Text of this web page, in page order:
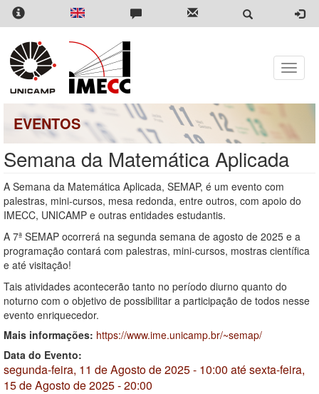
Pular
para
conteúdo
principal
Toggle
EVENTOS
Semana da Matemática Aplicada
A Semana da Matemática Aplicada, SEMAP, é um evento com
palestras, mini-cursos, mesa redonda, entre outros, com apoio do
IMECC, UNICAMP e outras entidades estudantis.
A 7ª SEMAP ocorrerá na segunda semana de agosto de 2025 e a
programação contará com palestras, mini-cursos, mostras científica
e até visitação!
Tais atividades acontecerão tanto no período diurno quanto do
noturno com o objetivo de possibilitar a participação de todos nesse
evento enriquecedor.
Mais informações: https://www.ime.unicamp.br/~semap/
Data do Evento:
segunda-feira, 11 de Agosto de 2025 - 10:00 atésexta-feira,
15 de Agosto de 2025 - 20:00